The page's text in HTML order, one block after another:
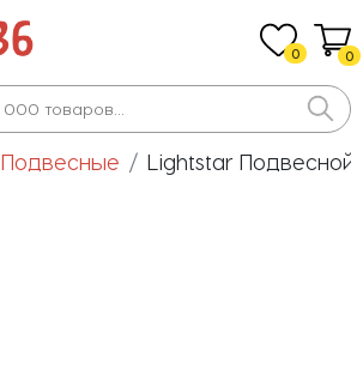
0 0
Подвесные Lightstar Подвесной